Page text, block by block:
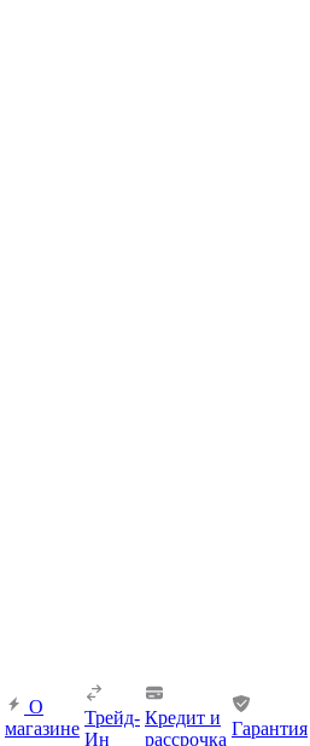
О
магазине
Трейд-
Ин
Кредит и
рассрочка
Гарантия